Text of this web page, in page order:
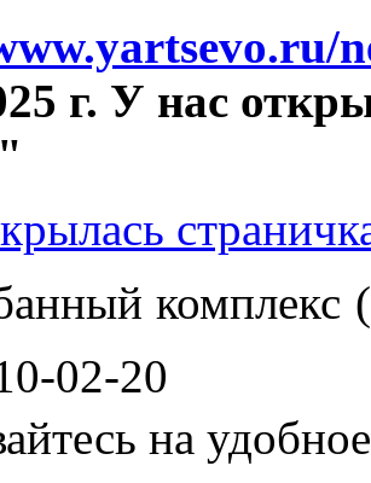
г. У нас
комплекс
02-20
на